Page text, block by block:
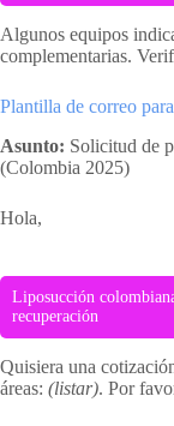
Algunos equipos
complementarias.
Plantilla de correo
Asunto: Solicitud de
(Colombia 2025)
Hola,
Liposucción
recuperación
Quisiera una
áreas: (listar). Por